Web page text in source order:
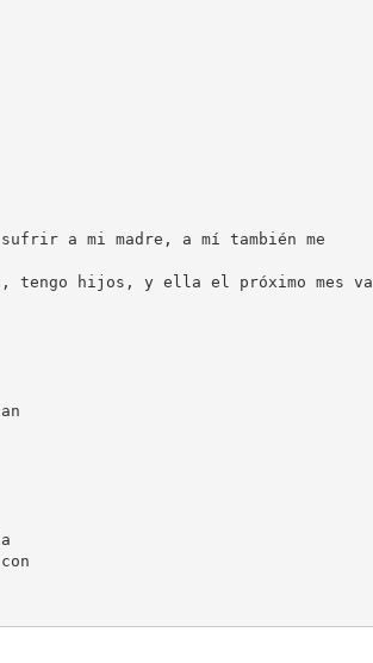
a mi madre, a mí también me
hijos, y ella el próximo mes va